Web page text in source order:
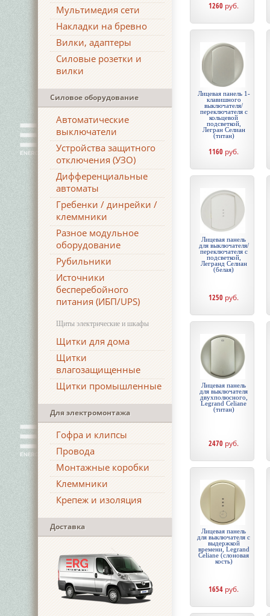
Мультимедия сети
Накладки на бревно
Вилки, адаптеры
Силовые розетки и
вилки
Силовое оборудование
Автоматические
выключатели
Устройства защитного
отключения (УЗО)
Дифференциальные
автоматы
Гребенки / динрейки /
клеммники
Разное модульное
оборудование
Рубильники
Источники
бесперебойного
питания (ИБП/UPS)
Щиты электрические и шкафы
Щитки для дома
Щитки
влагозащищенные
Щитки промышленные
Для электромонтажа
Гофра и клипсы
Провода
Монтажные коробки
Клеммники
Крепеж и изоляция
Доставка
1260 руб.
Лицевая панель 1-
клавишного
выключателя/
переключателя с
кольцевой
подсветкой,
Легран Селиан
(титан)
1160 руб.
Лицевая панель
для выключателя/
переключателя с
подсветкой,
Легранд Селиан
(белая)
1250 руб.
Лицевая панель
для выключателя
двухполюсного,
Legrand Celiane
(титан)
2470 руб.
Лицевая панель
для выключателя с
выдержкой
времени, Legrand
Celiane (слоновая
кость)
1654 руб.